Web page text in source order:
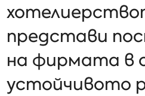
представи
на фирмата в
устойчивото